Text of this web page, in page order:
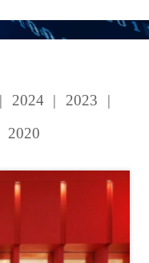
| 2024 | 2023
|
2020